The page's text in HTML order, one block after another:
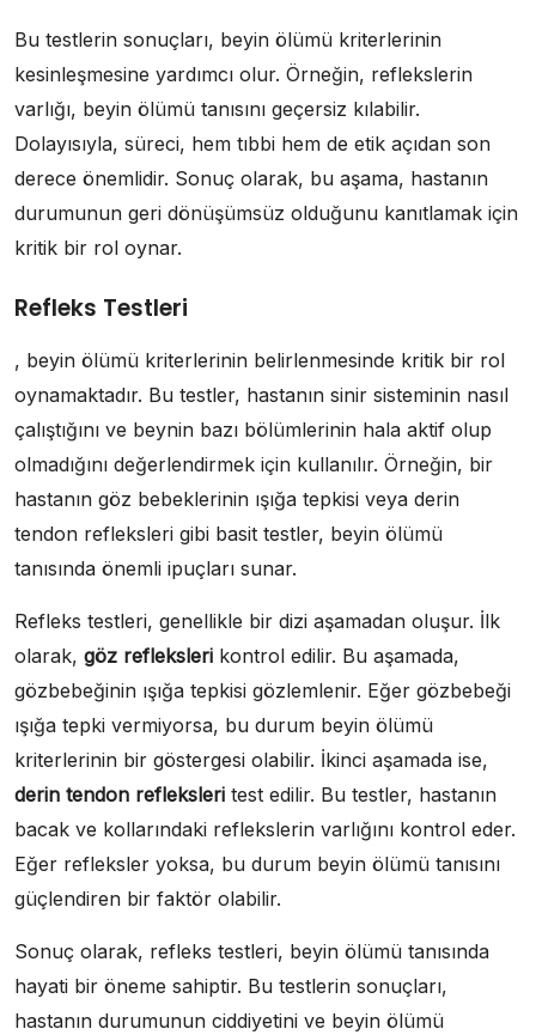
Bu testlerin sonuçları, beyin ölümü kriterlerinin
kesinleşmesine yardımcı olur. Örneğin, reflekslerin
varlığı, beyin ölümü tanısını geçersiz kılabilir.
Dolayısıyla, süreci, hem tıbbi hem de etik açıdan son
derece önemlidir. Sonuç olarak, bu aşama, hastanın
durumunun geri dönüşümsüz olduğunu kanıtlamak için
kritik bir rol oynar.
Refleks Testleri
, beyin ölümü kriterlerinin belirlenmesinde kritik bir rol
oynamaktadır. Bu testler, hastanın sinir sisteminin nasıl
çalıştığını ve beynin bazı bölümlerinin hala aktif olup
olmadığını değerlendirmek için kullanılır. Örneğin, bir
hastanın göz bebeklerinin ışığa tepkisi veya derin
tendon refleksleri gibi basit testler, beyin ölümü
tanısında önemli ipuçları sunar.
Refleks testleri, genellikle bir dizi aşamadan oluşur. İlk
olarak, göz refleksleri kontrol edilir. Bu aşamada,
gözbebeğinin ışığa tepkisi gözlemlenir. Eğer gözbebeği
ışığa tepki vermiyorsa, bu durum beyin ölümü
kriterlerinin bir göstergesi olabilir. İkinci aşamada ise,
derin tendon refleksleri test edilir. Bu testler, hastanın
bacak ve kollarındaki reflekslerin varlığını kontrol eder.
Eğer refleksler yoksa, bu durum beyin ölümü tanısını
güçlendiren bir faktör olabilir.
Sonuç olarak, refleks testleri, beyin ölümü tanısında
hayati bir öneme sahiptir. Bu testlerin sonuçları,
hastanın durumunun ciddiyetini ve beyin ölümü